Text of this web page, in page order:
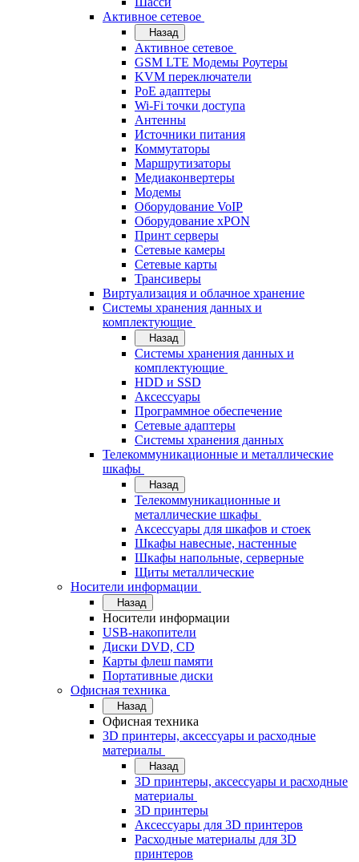
Активное сетевое
Назад
Активное сетевое
GSM LTE Модемы Роутеры
KVM переключатели
PoE адаптеры
Wi-Fi точки доступа
Антенны
Источники питания
Коммутаторы
Маршрутизаторы
Медиаконвертеры
Модемы
Оборудование VoIP
Оборудование xPON
Принт серверы
Сетевые камеры
Сетевые карты
Трансиверы
Виртуализация и облачное хранение
Системы хранения данных и
комплектующие
Назад
Системы хранения данных и
комплектующие
HDD и SSD
Аксессуары
Программное обеспечение
Сетевые адаптеры
Системы хранения данных
Телекоммуникационные и металлические
шкафы
Назад
Телекоммуникационные и
металлические шкафы
Аксессуары для шкафов и стоек
Шкафы навесные, настенные
Шкафы напольные, серверные
Щиты металлические
Носители информации
Назад
Носители информации
USB-накопители
Диски DVD, CD
Карты флеш памяти
Портативные диски
Офисная техника
Назад
Офисная техника
3D принтеры, аксессуары и расходные
материалы
Назад
3D принтеры, аксессуары и расходные
материалы
3D принтеры
Аксессуары для 3D принтеров
Расходные материалы для 3D
принтеров